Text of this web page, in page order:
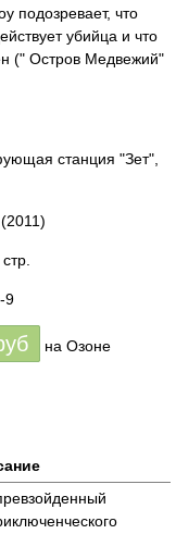
подозревает, что
убийца и что
(" Остров Медвежий"
станция "Зет",
(2011)
9
на Озоне